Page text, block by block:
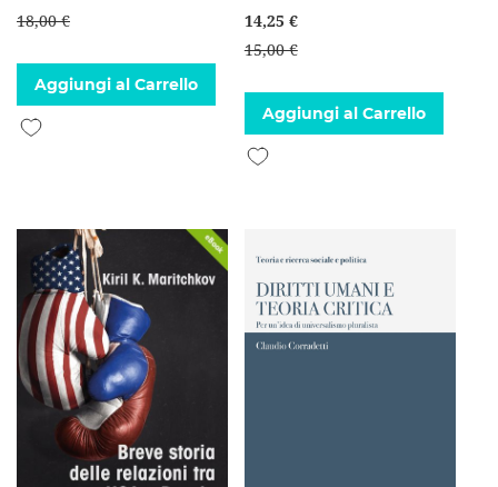
18,00 €
Aggiungi al Carrello
Aggiungi alla lista desideri
14,25 €
15,00 €
Aggiungi al Carrello
Aggiungi alla lista desideri